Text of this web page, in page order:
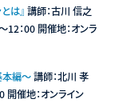
は』 講師：古川 信之
12：00 開催地：オンラ
本編〜講師：北川 孝
開催地：オンライン